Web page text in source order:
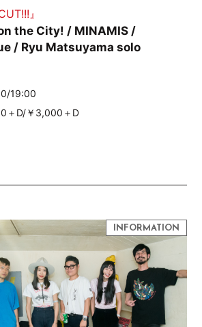
』
the City! / MINAMIS /
/ Ryu Matsuyama solo
19:00
＋D/￥3,000＋D